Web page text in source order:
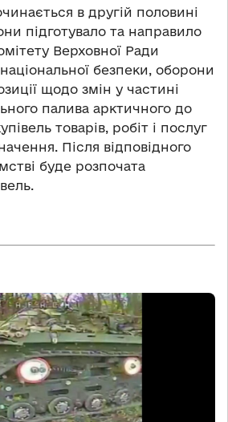
в другій половині
підготувало та направило
Верховної Ради
безпеки, оборони
щодо змін у частині
палива арктичного до
товарів, робіт і послуг
Після відповідного
буде розпочата